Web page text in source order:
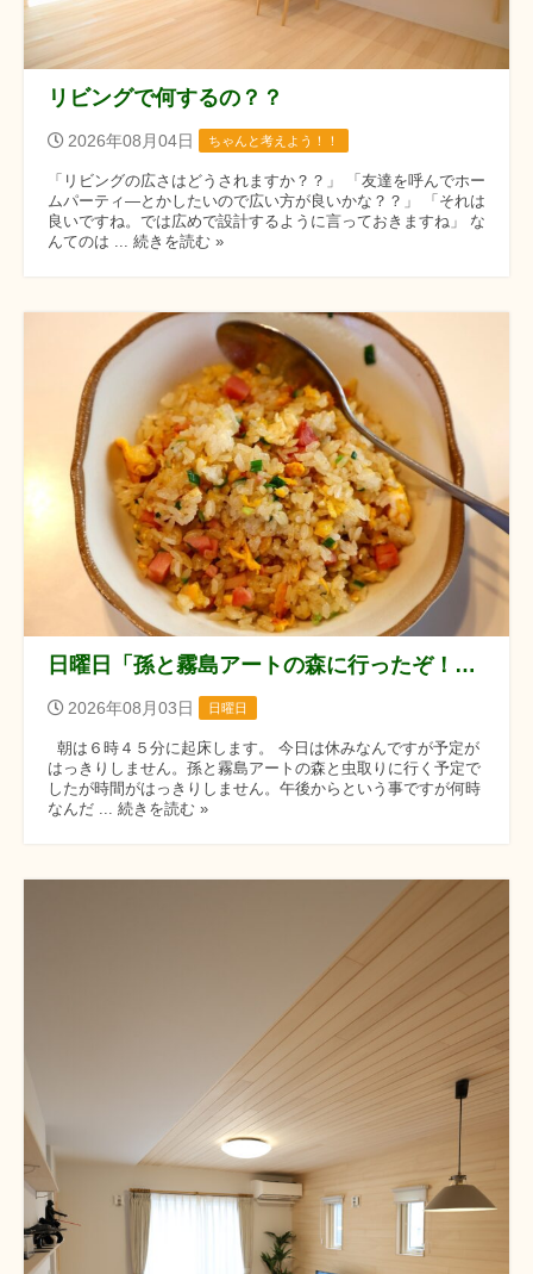
リビングで何するの？？
2026年08月04日 ちゃんと考えよう！！
「リビングの広さはどうされますか？？」 「友達を呼んでホー
ムパーティ―とかしたいので広い方が良いかな？？」 「それは
良いですね。では広めで設計するように言っておきますね」 な
んてのは ... 続きを読む »
日曜日「孫と霧島アートの森に行ったぞ！！」の巻
2026年08月03日 日曜日
朝は６時４５分に起床します。 今日は休みなんですが予定が
はっきりしません。孫と霧島アートの森と虫取りに行く予定で
したが時間がはっきりしません。午後からという事ですが何時
なんだ ... 続きを読む »